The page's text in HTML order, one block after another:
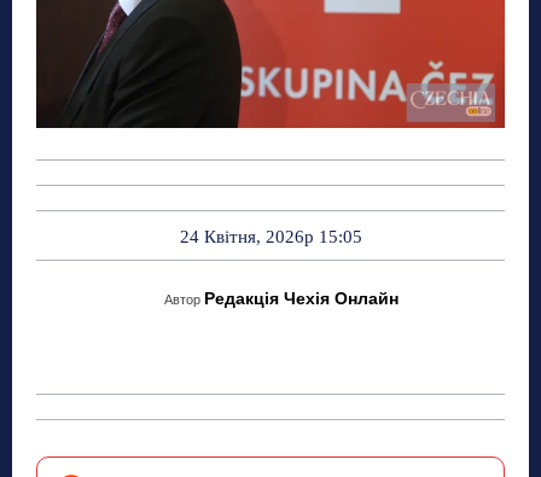
24 Квітня, 2026р 15:05
Автор Редакція Чехія Онлайн